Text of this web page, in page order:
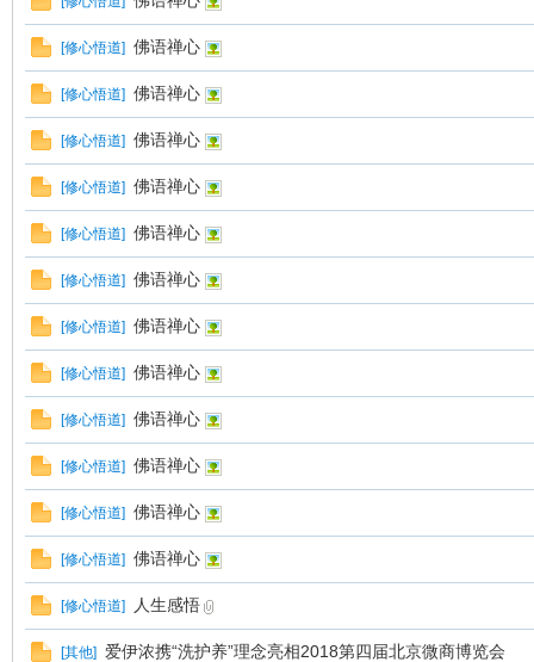
[修心悟道] 佛语禅心
[修心悟道] 佛语禅心
[修心悟道] 佛语禅心
[修心悟道] 佛语禅心
[修心悟道] 佛语禅心
[修心悟道] 佛语禅心
[修心悟道] 佛语禅心
[修心悟道] 佛语禅心
[修心悟道] 佛语禅心
[修心悟道] 佛语禅心
[修心悟道] 佛语禅心
[修心悟道] 佛语禅心
[修心悟道] 人生感悟
[其他] 爱伊浓携“洗护养”理念亮相2018第四届北京微商博览会